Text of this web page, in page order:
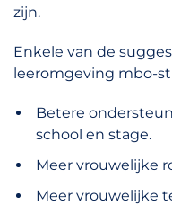
zijn.
Enkele van de
leeromgeving mbo-
Betere
school en stage.
Meer vrouwelijke
Meer vrouwelijke